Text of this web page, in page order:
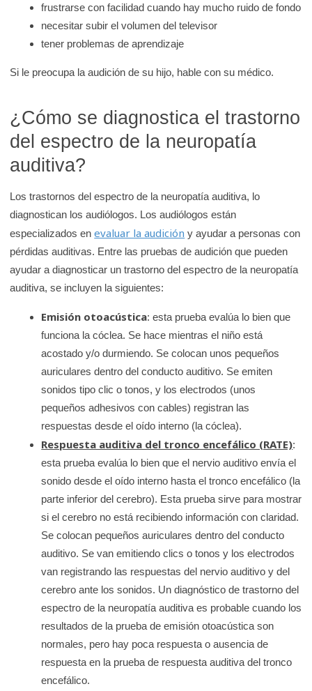
frustrarse con facilidad cuando hay mucho ruido de fondo
necesitar subir el volumen del televisor
tener problemas de aprendizaje
Si le preocupa la audición de su hijo, hable con su médico.
¿Cómo se diagnostica el trastorno
del espectro de la neuropatía
auditiva?
Los trastornos del espectro de la neuropatía auditiva, lo
diagnostican los audiólogos. Los audiólogos están
especializados enevaluar la audición y ayudar a personas con
pérdidas auditivas. Entre las pruebas de audición que pueden
ayudar a diagnosticar un trastorno del espectro de la neuropatía
auditiva, se incluyen la siguientes:
Emisión otoacústica: esta prueba evalúa lo bien que
funciona la cóclea. Se hace mientras el niño está
acostado y/o durmiendo. Se colocan unos pequeños
auriculares dentro del conducto auditivo. Se emiten
sonidos tipo clic o tonos, y los electrodos (unos
pequeños adhesivos con cables) registran las
respuestas desde el oído interno (la cóclea).
Respuesta auditiva del tronco encefálico (RATE):
esta prueba evalúa lo bien que el nervio auditivo envía el
sonido desde el oído interno hasta el tronco encefálico (la
parte inferior del cerebro). Esta prueba sirve para mostrar
si el cerebro no está recibiendo información con claridad.
Se colocan pequeños auriculares dentro del conducto
auditivo. Se van emitiendo clics o tonos y los electrodos
van registrando las respuestas del nervio auditivo y del
cerebro ante los sonidos. Un diagnóstico de trastorno del
espectro de la neuropatía auditiva es probable cuando los
resultados de la prueba de emisión otoacústica son
normales, pero hay poca respuesta o ausencia de
respuesta en la prueba de respuesta auditiva del tronco
encefálico.